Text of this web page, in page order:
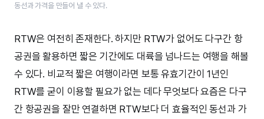
동선과 가격을 만들어 낼 수 있다.
RTW은 여전히 존재한다. 하지만 RTW가 없어도 다구간 항
공권을 활용하면 짧은 기간에도 대륙을 넘나드는 여행을 해볼
수 있다. 비교적 짧은 여행이라면 보통 유효기간이 1년인
RTW를 굳이 이용할 필요가 없는 데다 무엇보다 요즘은 다구
간 항공권을 잘만 연결하면 RTW보다 더 효율적인 동선과 가